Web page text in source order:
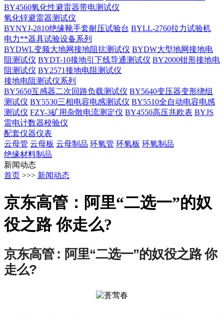
BY4560氧化性避雷器带电测试仪
氧化锌避雷器测试仪
BYNYJ-2810绝缘靴手套耐压试验台 BYLL-2760拉力试验机
电力**器具试验设备系列
BYDWL变频大地网接地阻抗测试仪 BYDW大型地网接地电
阻测试仪 BYDT-10接地引下线导通测试仪 BY2000钳形接地电
阻测试仪 BY2571接地电阻测试仪
接地电阻测试仪系列
BY5650互感器二次回路负载测试仪 BY5640变压器变形绕组
测试仪 BY5530三相电容电感测试仪 BY5510全自动电容电感
测试仪 FZY-3矿用杂散电流测定仪 BY4550高压兆欧表 BYJS
雷电计数器校验仪
配套仪器仪表
云母管 云母板 云母制品 环氧管 环氧板 环氧制品
绝缘材料制品
新闻动态
首页 >>> 新闻动态
京东高管：阿里“二选一”的奴
役之路 你走么?
京东高管：阿里“二选一”的奴役之路 你
走么?